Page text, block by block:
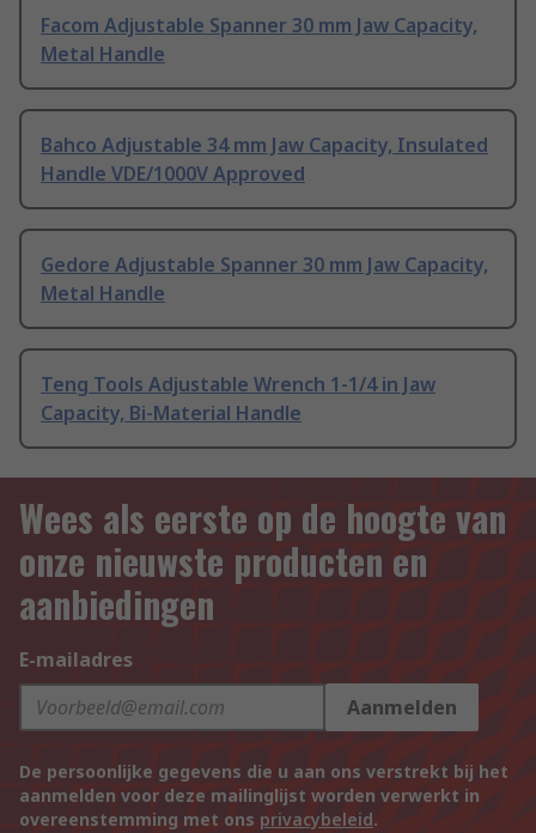
Facom Adjustable Spanner 30 mm Jaw Capacity,
Metal Handle
Bahco Adjustable 34 mm Jaw Capacity, Insulated
Handle VDE/1000V Approved
Gedore Adjustable Spanner 30 mm Jaw Capacity,
Metal Handle
Teng Tools Adjustable Wrench 1-1/4 in Jaw
Capacity, Bi-Material Handle
Wees als eerste op de hoogte van
onze nieuwste producten en
aanbiedingen
E-mailadres
Aanmelden
De persoonlijke gegevens die u aan ons verstrekt bij het
aanmelden voor deze mailinglijst worden verwerkt in
overeenstemming met ons privacybeleid.